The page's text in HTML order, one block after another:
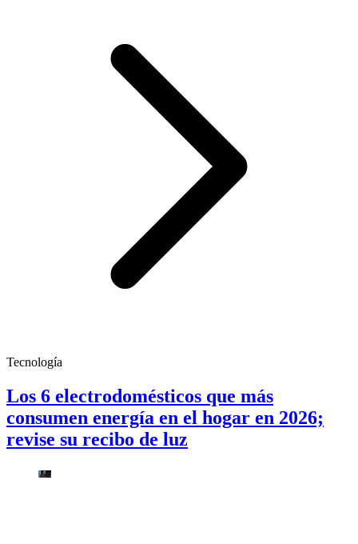
Tecnología
Los 6 electrodomésticos que más
consumen energía en el hogar en 2026;
revise su recibo de luz